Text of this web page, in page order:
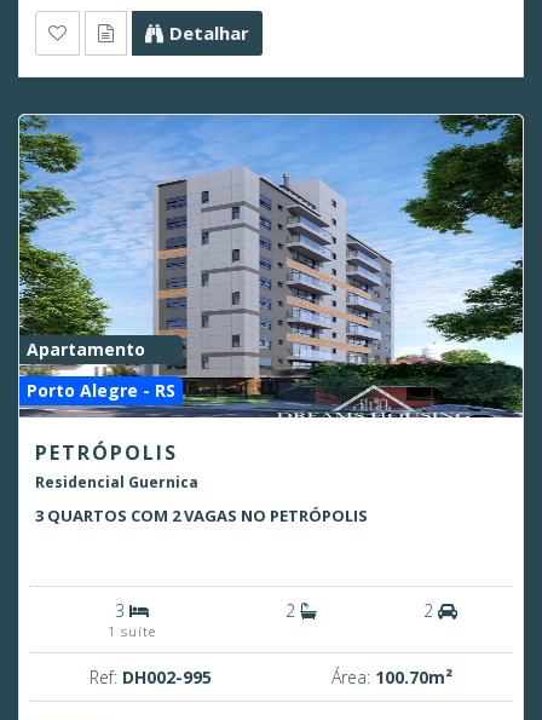
Detalhar
Apartamento
Porto Alegre - RS
PETRÓPOLIS
Residencial Guernica
3 QUARTOS COM 2 VAGAS NO PETRÓPOLIS
3
1 suíte
2 2
Ref: DH002-995 Área: 100.70m²